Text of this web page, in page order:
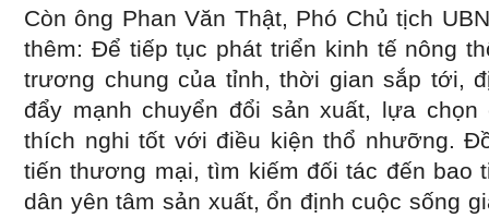
Còn ông Phan Văn Thật, Phó Chủ tịch
thêm: Để tiếp tục phát triển kinh tế nông
trương chung của tỉnh, thời gian sắp tới,
đẩy mạnh chuyển đổi sản xuất, lựa
thích nghi tốt với điều kiện thổ nhưỡng.
tiến thương mại, tìm kiếm đối tác đến bao
dân yên tâm sản xuất, ổn định cuộc sống